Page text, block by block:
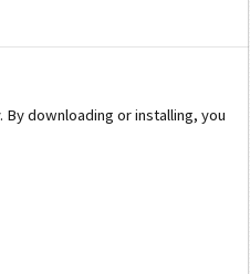
downloading or installing, you